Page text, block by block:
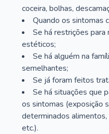
coceira, bolhas,
Quando os sintomas
Se há restrições
estéticos;
Se há alguém na
semelhantes;
Se já foram feitos
Se há situações que
os sintomas (exposição
determinados
etc.).